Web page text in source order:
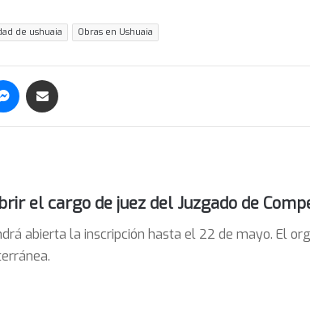
de ushuaia Obras en Ushuaia
Messenger